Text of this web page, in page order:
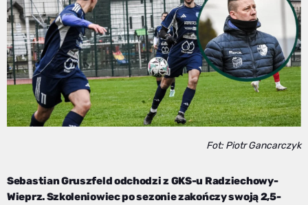
Fot: Piotr Gancarczyk
Sebastian Gruszfeld odchodzi z GKS-u Radziechowy-
Wieprz. Szkoleniowiec po sezonie zakończy swoją 2,5-